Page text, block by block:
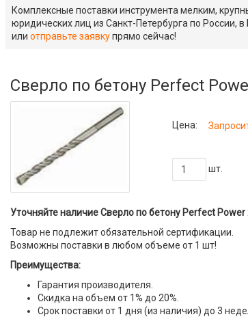
Комплексные поставки инструмента мелким,
юридических лиц из Санкт-Петербурга по России,
или отправьте заявкупрямо сейчас!
Сверло по бетону Perfect
Цена:
шт.
Уточняйте наличие Сверло по бетону Perfect
Товар не подлежит обязательной сертификации.
Возможны поставки в любом объеме от 1 шт!
Преимущества:
Гарантия производителя.
Скидка на объем от 1% до 20%.
Срок поставки от 1 дня (из наличия) до 3